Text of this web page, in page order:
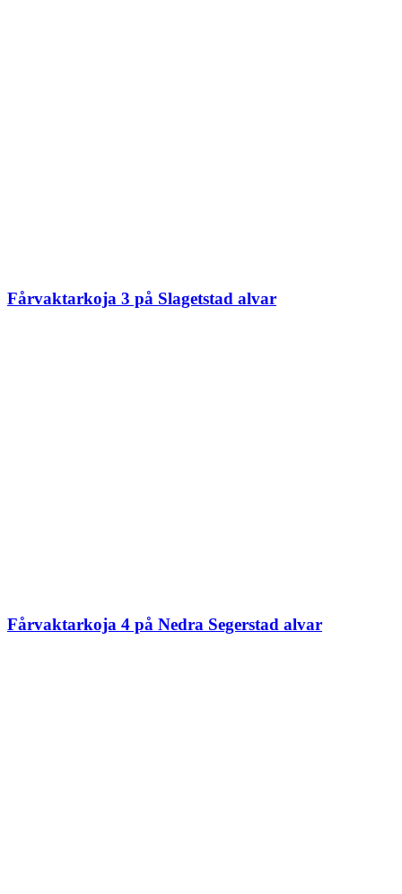
Fårvaktarkoja 3 på Slagetstad alvar
Fårvaktarkoja 4 på Nedra Segerstad alvar